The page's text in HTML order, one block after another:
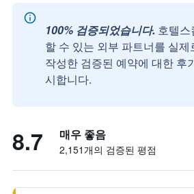
100% 검증되었습니다. 호텔스
할 수 있는 외부 파트너를 실
작성한 검증된 예약에 대한 후
시합니다.
8.7 매우 좋음
2,151개의 검증된 평점